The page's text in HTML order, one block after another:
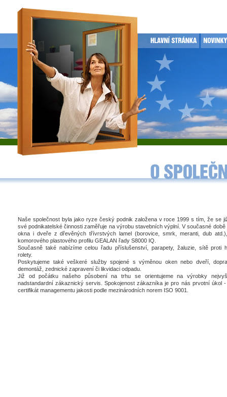
Naše společnost byla jako ryze český podnik založena v roce 1999 s tím, že se
své podnikatelské činnosti zaměřuje na výrobu stavebních výplní. V současné
okna i dveře z dřevěných třívrstvých lamel (borovice, smrk, meranti, dub
komorového plastového profilu GEALAN řady S8000 IQ.
Současně také nabízíme celou řadu příslušenství, parapety, žaluzie, sítě proti
rolety.
Poskytujeme také veškeré služby spojené s výměnou oken nebo dveří,
demontáž, zednické zapravení či likvidaci odpadu.
Již od počátku našeho působení na trhu se orientujeme na výrobky
nadstandardní zákaznický servis. Spokojenost zákazníka je pro nás prvotní úkol
certifikát managementu jakosti podle mezinárodních norem ISO 9001.